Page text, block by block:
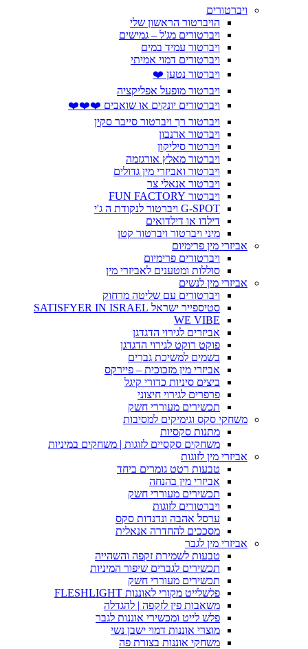
ויברטורים
הויברטור הראשון שלי
ויברטורים מג'ל – גמישים
ויברטור עמיד במים
ויברטורים דמוי אמיתי
ויברטור נטען ❤️
ויברטור מופעל אפליקציה
ויברטורים יונקים או שואבים ❤️❤️❤️
ויברטור רך ויברטור סייבר סקין
ויברטור ארנבון
ויברטור סיליקון
ויברטור מאלץ אורגזמה
ויברטור ואביזרי מין גדולים
ויברטור אנאלי צר
ויברטור FUN FACTORY
G-SPOT ויברטור לנקודת ה ג'י
דילדו או דילדואים
מיני ויברטור ויברטור קטן
אביזרי מין פרימיום
ויברטורים פרימיום
סוללות ומטענים לאביזרי מין
אביזרי מין לנשים
ויברטורים עם שליטה מרחוק
סטיספייר ישראל SATISFYER IN ISRAEL
WE VIBE
אביזרים לגירוי הדגדגן
פוקט רוקט לגירוי הדגדגן
בשמים למשיכת גברים
אביזרי מין מזכוכית – פיירקס
ביצים סיניות כדורי קיגל
פרפרים לגירוי חיצוני
תכשירים מעוררי חשק
משחקי סקס וגימיקים למסיבות
מתנות סקסיות
משחקים סקסיים לזוגות | משחקים במיניות
אביזרי מין לזוגות
טבעות רטט גומרים ביחד
אביזרי מין בהנחה
תכשירים מעוררי חשק
ויברטורים לזוגות
ערסל אהבה ונדנדות סקס
מסככים להחדרה אנאלית
אביזרי מין לגבר
טבעות לשמירת זקפה והשהייה
תכשירים לגברים שיפור המיניות
תכשירים מעוררי חשק
פלשלייט מקורי לאוננות FLESHLIGHT
משאבות פין לזקפה | להגדלה
פלש לייט ומכשירי אוננות לגבר
מוצרי אוננות דמוי ישבן נשי
משחקי אוננות בצורת פה